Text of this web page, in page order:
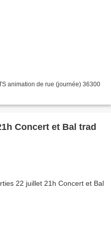
animation de rue (journée) 36300
Concert et Bal trad